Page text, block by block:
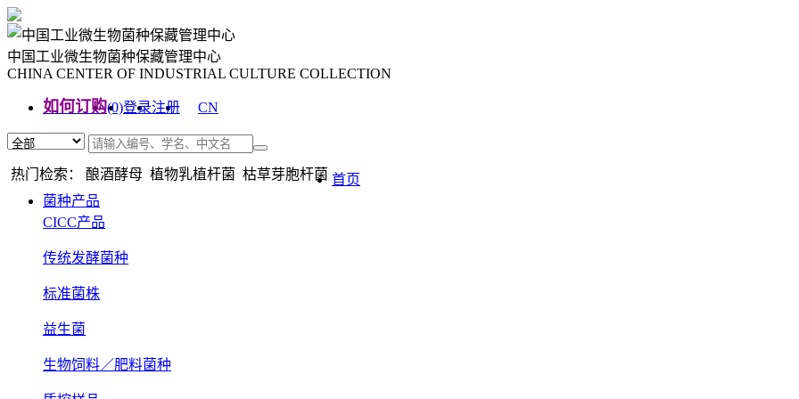
中国工业微生物菌种保藏管理中心
CHINA CENTER OF INDUSTRIAL CULTURE COLLECTION
如何订购(0)登录注册
CN
热门检索： 酿酒酵母 植物乳植杆菌 枯草芽胞杆菌 首页
菌种产品
CICC产品
传统发酵菌种
标准菌株
益生菌
生物饲料／肥料菌种